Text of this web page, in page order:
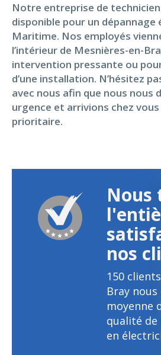
Notre entreprise de
disponible pour un dépannage
Maritime. Nos employés
l’intérieur de Mesnières-en-
intervention pressante ou
d’une installation. N’hésitez
avec nous afin que nous nous
urgence et arrivions chez
prioritaire.
Nous
nos
150
Bray
moyenne
qualité
en